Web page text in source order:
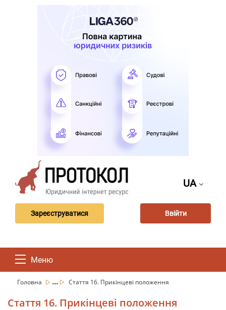
UA
Зареєструватися Ввійти
Меню
Головна ... Стаття 16. Прикінцеві положення
Стаття 16. Прикінцеві положення